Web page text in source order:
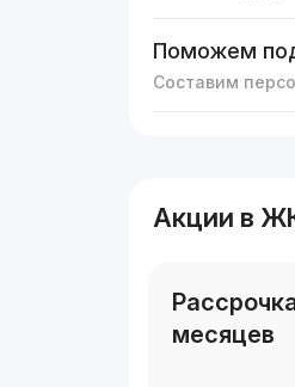
Поможем
Составим
Акции в
месяцев